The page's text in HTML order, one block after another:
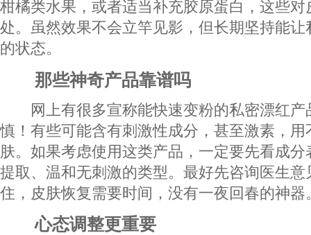
柑橘类水果，或者适当补充胶原蛋白，这些对
处。虽然效果不会立竿见影，但长期坚持能
的状态。
那些神奇产品靠谱吗
网上有很多宣称能快速变粉的私密漂红产
慎！有些可能含有刺激性成分，甚至激素，用
肤。如果考虑使用这类产品，一定要先看成
提取、温和无刺激的类型。最好先咨询医生
住，皮肤恢复需要时间，没有一夜回春的神器
心态调整更重要